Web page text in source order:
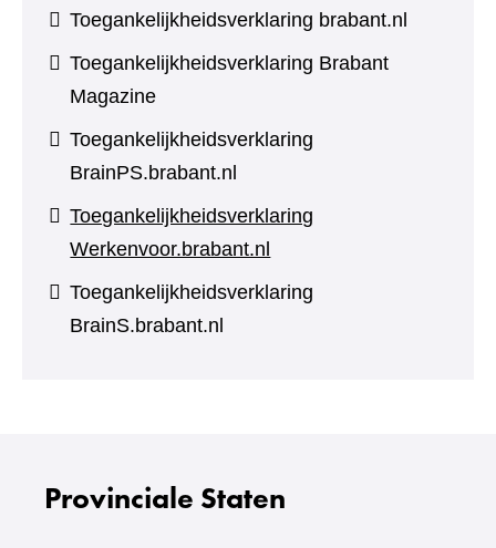
Toegankelijkheidsverklaring brabant.nl
Toegankelijkheidsverklaring Brabant
Magazine
Toegankelijkheidsverklaring
BrainPS.brabant.nl
Toegankelijkheidsverklaring
Werkenvoor.brabant.nl
Toegankelijkheidsverklaring
BrainS.brabant.nl
Provinciale Staten